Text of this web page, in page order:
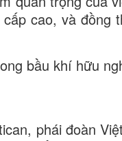
cao, và đồng
bầu khí hữu
phái đoàn